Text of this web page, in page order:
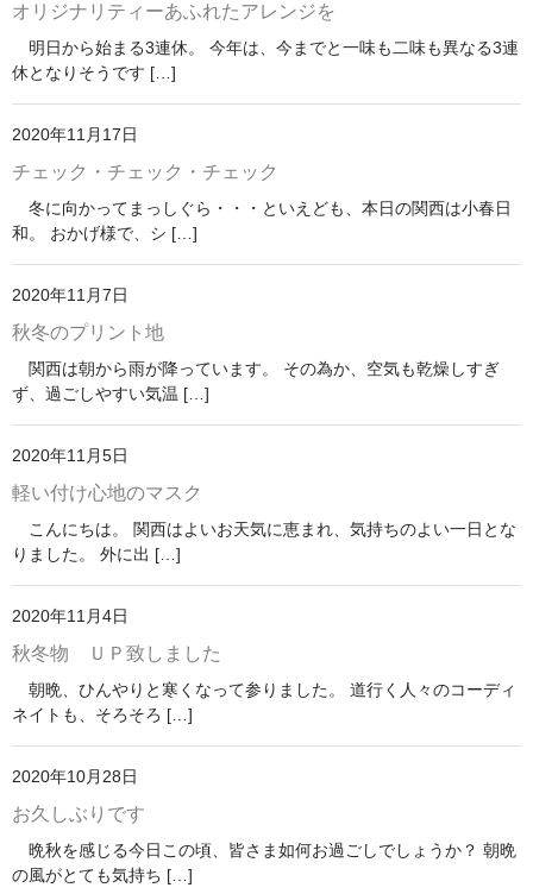
オリジナリティーあふれたアレンジを
明日から始まる3連休。 今年は、今までと一味も二味も異なる3連
休となりそうです […]
2020年11月17日
チェック・チェック・チェック
冬に向かってまっしぐら・・・といえども、本日の関西は小春日
和。 おかげ様で、シ […]
2020年11月7日
秋冬のプリント地
関西は朝から雨が降っています。 その為か、空気も乾燥しすぎ
ず、過ごしやすい気温 […]
2020年11月5日
軽い付け心地のマスク
こんにちは。 関西はよいお天気に恵まれ、気持ちのよい一日とな
りました。 外に出 […]
2020年11月4日
秋冬物 ＵＰ致しました
朝晩、ひんやりと寒くなって参りました。 道行く人々のコーディ
ネイトも、そろそろ […]
2020年10月28日
お久しぶりです
晩秋を感じる今日この頃、皆さま如何お過ごしでしょうか？ 朝晩
の風がとても気持ち […]